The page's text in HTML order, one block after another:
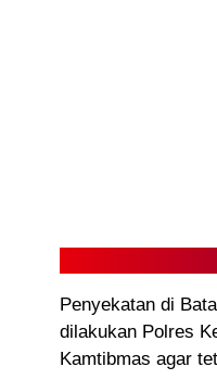
Penyekatan di
dilakukan Polres
Kamtibmas agar